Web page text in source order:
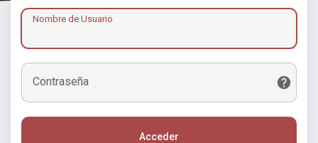
Nombre de Usuario
Contraseña
Acceder